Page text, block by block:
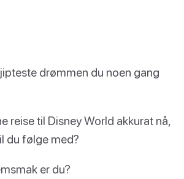
drømmen du noen gang
reise til Disney World akkurat nå,
du følge med?
er du?